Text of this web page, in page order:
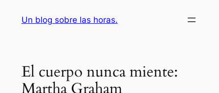
Un blog sobre las horas.
El cuerpo nunca miente:
Martha Graham